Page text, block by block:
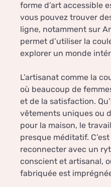
forme d’art accessible
vous pouvez trouver
ligne, notamment sur
permet d’utiliser la
explorer un monde
L’artisanat comme la
où beaucoup de
et de la satisfaction.
vêtements uniques ou
pour la maison, le
presque méditatif.
reconnecter avec un
conscient et artisanal,
fabriquée est